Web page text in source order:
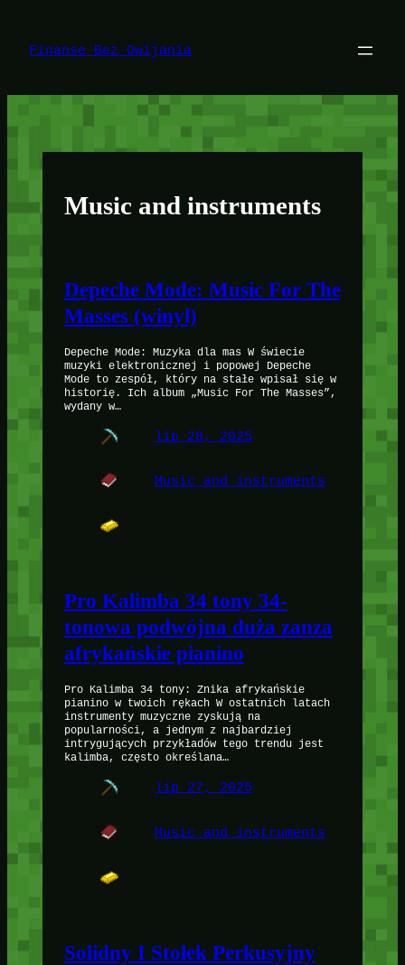
treści
Finanse Bez Owijania
Music and instruments
Depeche Mode: Music For The
Masses (winyl)
Depeche Mode: Muzyka dla mas W świecie
muzyki elektronicznej i popowej Depeche
Mode to zespół, który na stałe wpisał się w
historię. Ich album „Music For The Masses”,
wydany w…
lip 28, 2025
Music and instruments
Pro Kalimba 34 tony 34-
tonowa podwójna duża zanza
afrykańskie pianino
Pro Kalimba 34 tony: Znika afrykańskie
pianino w twoich rękach W ostatnich latach
instrumenty muzyczne zyskują na
popularności, a jednym z najbardziej
intrygujących przykładów tego trendu jest
kalimba, często określana…
lip 27, 2025
Music and instruments
Solidny I Stołek Perkusyjny